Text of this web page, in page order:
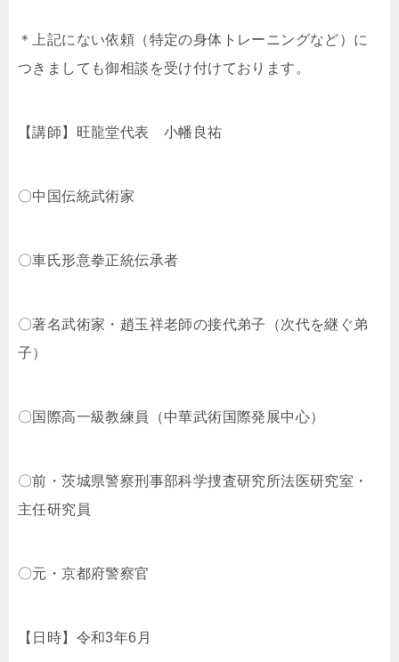
＊上記にない依頼（特定の身体トレーニングなど）に
つきましても御相談を受け付けております。
【講師】旺龍堂代表 小幡良祐
〇中国伝統武術家
〇車氏形意拳正統伝承者
〇著名武術家・趙玉祥老師の接代弟子（次代を継ぐ弟
子）
〇国際高一級教練員（中華武術国際発展中心）
〇前・茨城県警察刑事部科学捜査研究所法医研究室・
主任研究員
〇元・京都府警察官
【日時】令和3年6月